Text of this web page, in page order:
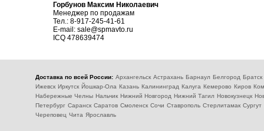
Горбунов Максим Николаевич
Менеджер по продажам
Тел.: 8-917-245-41-61
E-mail: sale@spmavto.ru
ICQ 478639474
Доставка по всей России: Архангельск Астрахань Барнаул Белгород Братск
Ижевск Иркутск Йошкар-Ола Казань Калининград Калуга Кемерово Киров
Набережные Челны Нальчик Нижний Новгород Нижний Тагил Новокузнецк
Петербург Саранск Саратов Смоленск Сочи Ставрополь Стерлитамак Сургут
Череповец Чита Ярославль